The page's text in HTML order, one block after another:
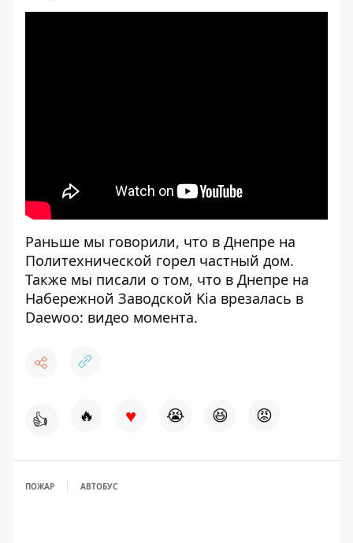
Раньше мы говорили, что в Днепре на
Политехнической горел частный дом.
Также мы писали о том, что в Днепре на
Набережной Заводской Kia врезалась в
Daewoo: видео момента.
👍 🔥 ♥ 😭 😆 😡
ПОЖАР АВТОБУС